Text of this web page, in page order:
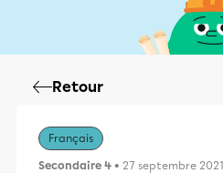
Retour
Français
Secondaire 4 • 27 septembre 2021